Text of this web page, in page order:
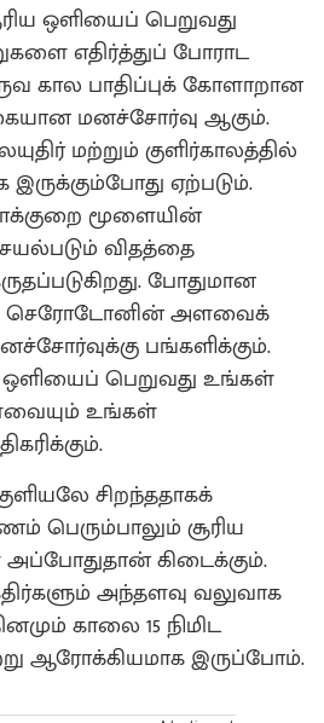
ஒளியைப் பெறுவது
எதிர்த்துப் போராட
கால பாதிப்புக் கோளாறான
மனச்சோர்வு ஆகும்.
மற்றும் குளிர்காலத்தில்
இருக்கும்போது ஏற்படும்.
மூளையின்
விதத்தை
போதுமான
செரோடோனின் அளவைக்
பங்களிக்கும்.
ஒளியைப் பெறுவது உங்கள்
உங்கள்
சிறந்ததாகக்
பெரும்பாலும் சூரிய
கிடைக்கும்.
அந்தளவு வலுவாக
காலை 15 நிமிட
ஆரோக்கியமாக இருப்போம்.